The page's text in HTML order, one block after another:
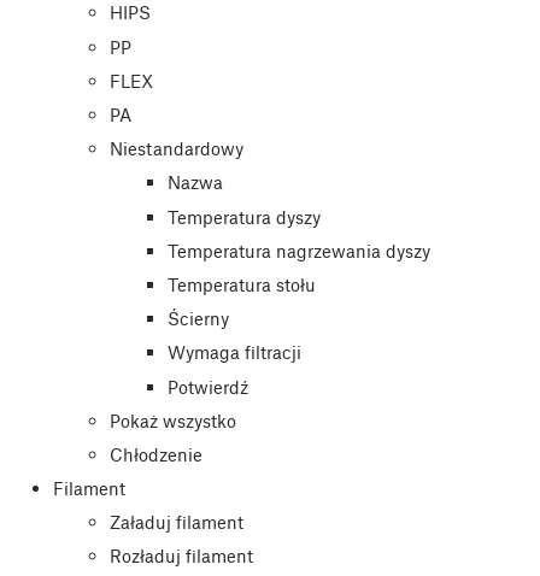
HIPS
PP
FLEX
PA
Niestandardowy
Nazwa
Temperatura dyszy
Temperatura nagrzewania dyszy
Temperatura stołu
Ścierny
Wymaga filtracji
Potwierdź
Pokaż wszystko
Chłodzenie
Filament
Załaduj filament
Rozładuj filament